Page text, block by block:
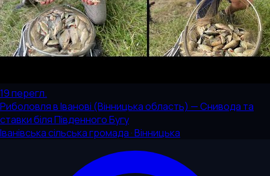
19перегл.
Риболовля в Іванові (Вінницька область) — Снивода та
ставки біля Південного Бугу
Іванівська сільська громада · Вінницька